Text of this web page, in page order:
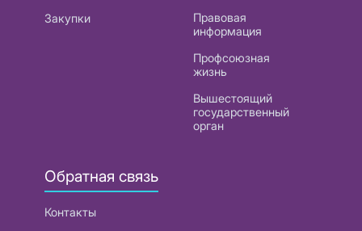
Закупки
Правовая
информация
Профсоюзная
жизнь
Вышестоящий
государственный
орган
Обратная связь
Контакты